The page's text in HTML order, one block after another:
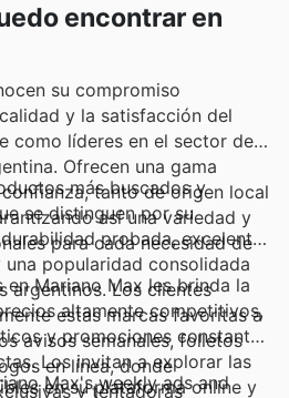
encontrar en
su compromiso
y la satisfacción del
como líderes en el sector de
Ofrecen una gama
tanto de origen local
así una variedad y
para cada necesidad de
más buscados y
se distinguen por su
probada, excelente
popularidad consolidada
argentinos. Los clientes
estas marcas favoritas a
avisos semanales, folletos
en línea, donde
y tentadoras
Mariano Max les brinda la
altamente competitivos,
y promociones constantes
Los invitan a explorar las
en su plataforma online y
Max's weekly ads and